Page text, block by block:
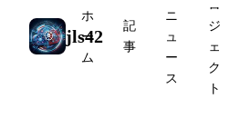
jls42
ホ
ー
ム
記
事
ニ
ュ
ー
ス
ロ
ジ
ェ
ク
ト